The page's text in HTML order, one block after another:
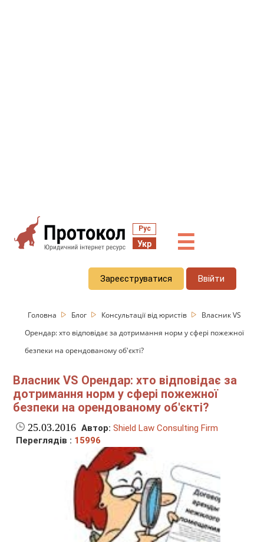
Рус
Укр ☰
Зареєструватися Ввійти
Головна Блог Консультації від юристів
Власник VS
Орендар: хто відповідає за дотримання норм у сфері пожежної
безпеки на орендованому об'єкті?
Власник VS Орендар: хто відповідає за
дотримання норм у сфері пожежної
безпеки на орендованому об'єкті?
25.03.2016 Автор: Shield Law Consulting Firm
Переглядів : 15996